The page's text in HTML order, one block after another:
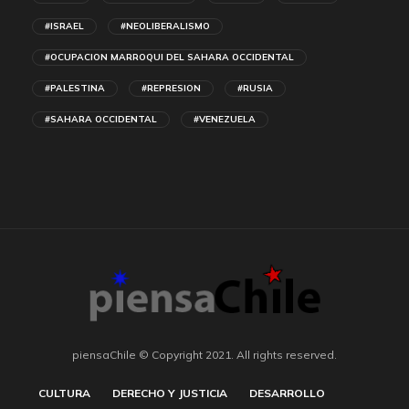
#ISRAEL #NEOLIBERALISMO
#OCUPACION MARROQUI DEL SAHARA OCCIDENTAL
#PALESTINA #REPRESION #RUSIA
#SAHARA OCCIDENTAL #VENEZUELA
piensaChile © Copyright 2021. All rights reserved.
CULTURA DERECHO Y JUSTICIA DESARROLLO